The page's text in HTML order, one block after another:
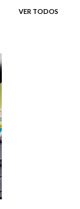
VER TODOS